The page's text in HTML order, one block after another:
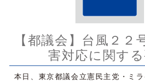
【都議会】台風２２
害対応に関す
本日、東京都議会立憲民主党・ミ